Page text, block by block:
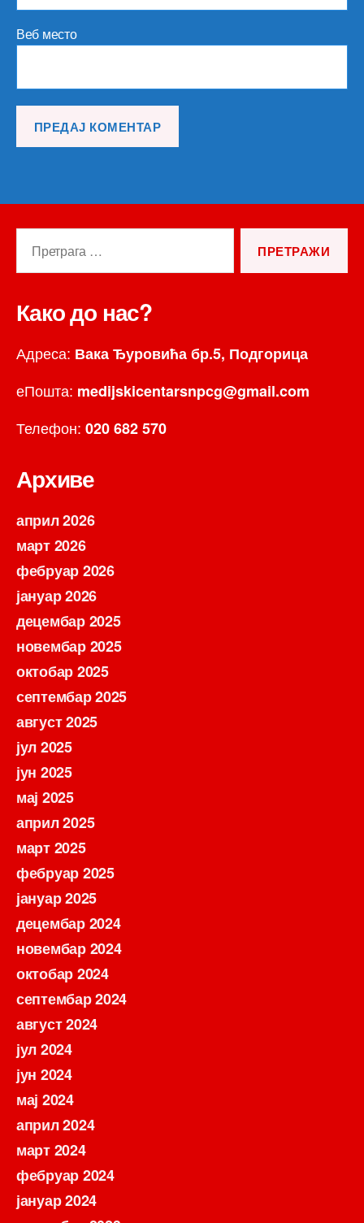
Веб место
Како до нас?
Адреса: Вака Ђуровића бр.5, Подгорица
еПошта: medijskicentarsnpcg@gmail.com
Телефон: 020 682 570
Архиве
април 2026
март 2026
фебруар 2026
јануар 2026
децембар 2025
новембар 2025
октобар 2025
септембар 2025
август 2025
јул 2025
јун 2025
мај 2025
април 2025
март 2025
фебруар 2025
јануар 2025
децембар 2024
новембар 2024
октобар 2024
септембар 2024
август 2024
јул 2024
јун 2024
мај 2024
април 2024
март 2024
фебруар 2024
јануар 2024